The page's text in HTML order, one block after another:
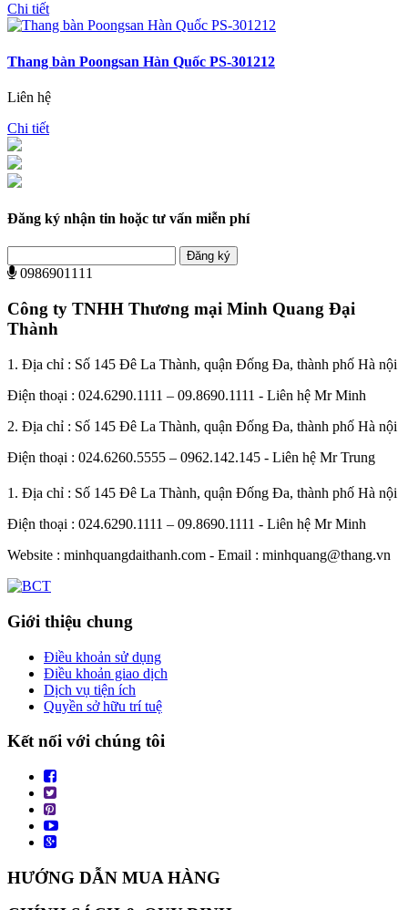
Chi tiết
Thang bàn Poongsan Hàn Quốc PS-301212
Liên hệ
Chi tiết
Đăng ký nhận tin hoặc tư vấn miễn phí
Đăng ký
0986901111
Công ty TNHH Thương mại Minh Quang Đại
Thành
1. Địa chỉ : Số 145 Đê La Thành, quận Đống Đa, thành phố Hà nội
Điện thoại : 024.6290.1111 – 09.8690.1111 - Liên hệ Mr Minh
2. Địa chỉ : Số 145 Đê La Thành, quận Đống Đa, thành phố Hà nội
Điện thoại : 024.6260.5555 – 0962.142.145 - Liên hệ Mr Trung
1. Địa chỉ : Số 145 Đê La Thành, quận Đống Đa, thành phố Hà nội
Điện thoại : 024.6290.1111 – 09.8690.1111 - Liên hệ Mr Minh
Website : minhquangdaithanh.com - Email : minhquang@thang.vn
Giới thiệu chung
Điều khoản sử dụng
Điều khoản giao dịch
Dịch vụ tiện ích
Quyền sở hữu trí tuệ
Kết nối với chúng tôi
HƯỚNG DẪN MUA HÀNG